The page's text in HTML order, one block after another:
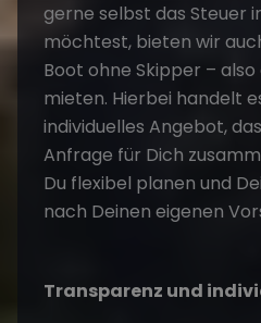
gerne selbst das Steuer
möchtest, bieten wir
Boot ohne Skipper – also
mieten. Hierbei handelt
individuelles Angebot,
Anfrage für Dich
Du flexibel planen und
nach Deinen eigenen
Transparenz und